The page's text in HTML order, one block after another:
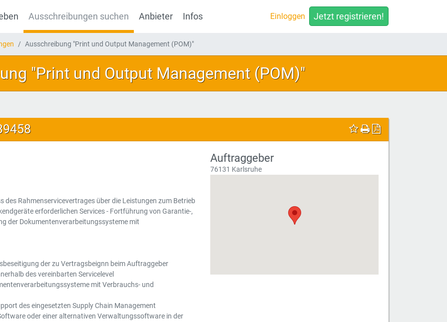
Ausschreibungen suchen Anbieter Infos Einloggen Jetzt registrieren!
Ausschreibung "Print und Output Management (POM)"
"Print und Output Management (POM)"
des Rahmenservicevertrages über die Leistungen zum Betrieb
erforderlichen Services - Fortführung von Garantie-,
der Dokumentenverarbeitungssysteme mit
der zu Vertragsbeignn beim Auftraggeber
des vereinbarten Servicelevel
mit Verbrauchs- und
des eingesetzten Supply Chain Management
oder einer alternativen Verwaltungssoftware in der
Auftraggeber
76131 Karlsruhe